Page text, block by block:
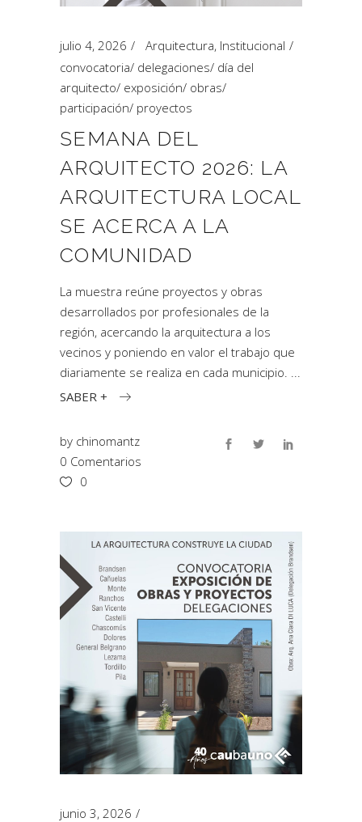
julio 4, 2026 Arquitectura, Institucional
convocatoria/ delegaciones/ día del
arquitecto/ exposición/ obras/
participación/ proyectos
SEMANA DEL
ARQUITECTO 2026: LA
ARQUITECTURA LOCAL
SE ACERCA A LA
COMUNIDAD
La muestra reúne proyectos y obras
desarrollados por profesionales de la
región, acercando la arquitectura a los
vecinos y poniendo en valor el trabajo que
diariamente se realiza en cada municipio.
SABER +
by chinomantz
0 Comentarios
0
junio 3, 2026